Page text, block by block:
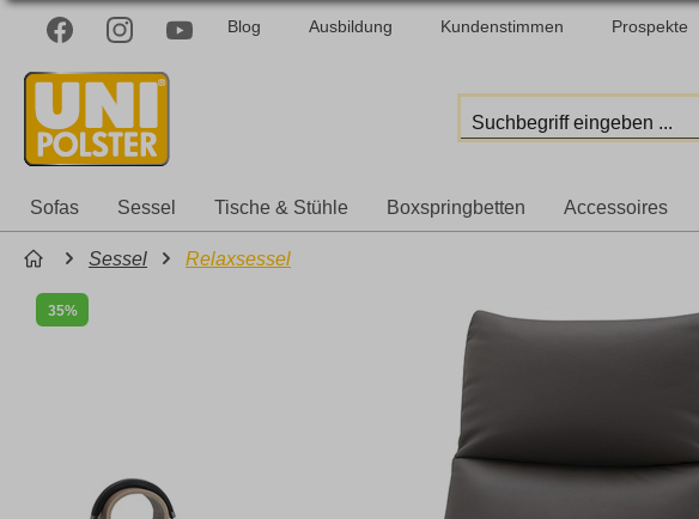
Blog Ausbildung Kundenstimmen Prospekte
Sofas Sessel Tische & Stühle Boxspringbetten Accessoires
Sessel Relaxsessel
35%